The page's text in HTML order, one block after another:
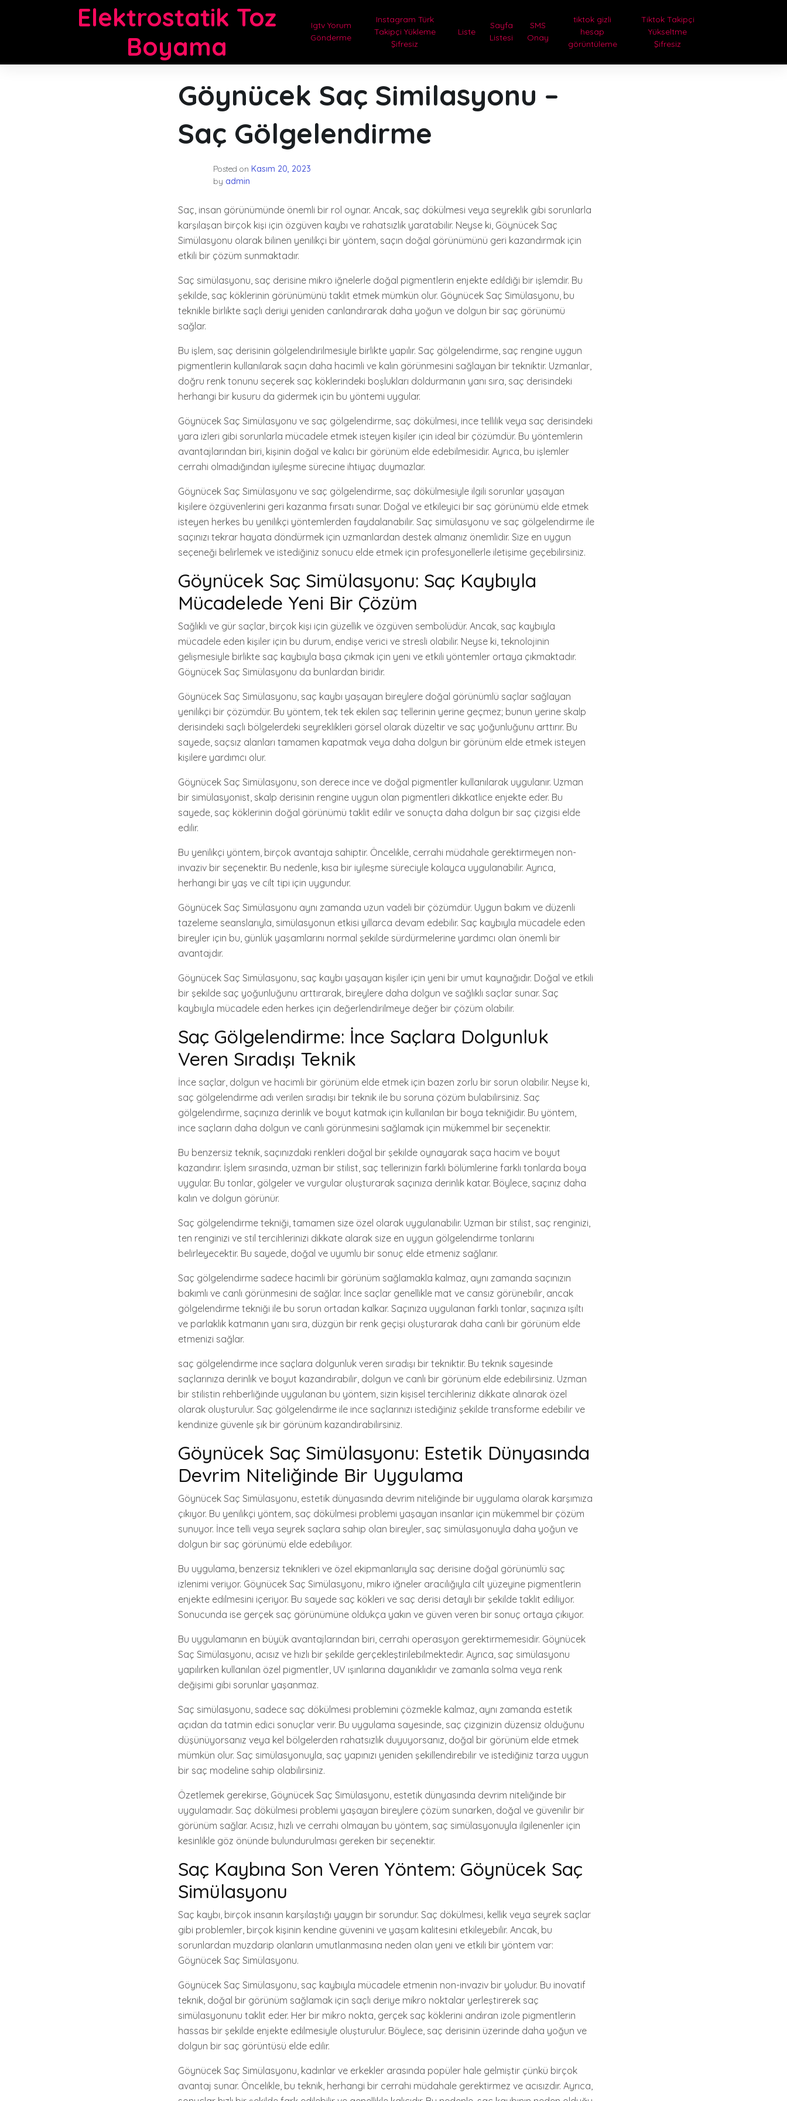
Elektrostatik Toz
Boyama
Igtv Yorum
Gönderme
Instagram Türk
Takipçi Yükleme
Şifresiz
Liste
Sayfa
Listesi
SMS
Onay
tiktok gizli
hesap
görüntüleme
Tiktok Takipçi
Yükseltme
Şifresiz
Göynücek Saç Similasyonu –
Saç Gölgelendirme
Posted on Kasım 20, 2023
by admin
Saç, insan görünümünde önemli bir rol oynar. Ancak, saç dökülmesi veya seyreklik gibi sorunlarla
karşılaşan birçok kişi için özgüven kaybı ve rahatsızlık yaratabilir. Neyse ki, Göynücek Saç
Simülasyonu olarak bilinen yenilikçi bir yöntem, saçın doğal görünümünü geri kazandırmak için
etkili bir çözüm sunmaktadır.
Saç simülasyonu, saç derisine mikro iğnelerle doğal pigmentlerin enjekte edildiği bir işlemdir. Bu
şekilde, saç köklerinin görünümünü taklit etmek mümkün olur. Göynücek Saç Simülasyonu, bu
teknikle birlikte saçlı deriyi yeniden canlandırarak daha yoğun ve dolgun bir saç görünümü
sağlar.
Bu işlem, saç derisinin gölgelendirilmesiyle birlikte yapılır. Saç gölgelendirme, saç rengine uygun
pigmentlerin kullanılarak saçın daha hacimli ve kalın görünmesini sağlayan bir tekniktir. Uzmanlar,
doğru renk tonunu seçerek saç köklerindeki boşlukları doldurmanın yanı sıra, saç derisindeki
herhangi bir kusuru da gidermek için bu yöntemi uygular.
Göynücek Saç Simülasyonu ve saç gölgelendirme, saç dökülmesi, ince tellilik veya saç derisindeki
yara izleri gibi sorunlarla mücadele etmek isteyen kişiler için ideal bir çözümdür. Bu yöntemlerin
avantajlarından biri, kişinin doğal ve kalıcı bir görünüm elde edebilmesidir. Ayrıca, bu işlemler
cerrahi olmadığından iyileşme sürecine ihtiyaç duymazlar.
Göynücek Saç Simülasyonu ve saç gölgelendirme, saç dökülmesiyle ilgili sorunlar yaşayan
kişilere özgüvenlerini geri kazanma fırsatı sunar. Doğal ve etkileyici bir saç görünümü elde etmek
isteyen herkes bu yenilikçi yöntemlerden faydalanabilir. Saç simülasyonu ve saç gölgelendirme ile
saçınızı tekrar hayata döndürmek için uzmanlardan destek almanız önemlidir. Size en uygun
seçeneği belirlemek ve istediğiniz sonucu elde etmek için profesyonellerle iletişime geçebilirsiniz.
Göynücek Saç Simülasyonu: Saç Kaybıyla
Mücadelede Yeni Bir Çözüm
Sağlıklı ve gür saçlar, birçok kişi için güzellik ve özgüven sembolüdür. Ancak, saç kaybıyla
mücadele eden kişiler için bu durum, endişe verici ve stresli olabilir. Neyse ki, teknolojinin
gelişmesiyle birlikte saç kaybıyla başa çıkmak için yeni ve etkili yöntemler ortaya çıkmaktadır.
Göynücek Saç Simülasyonu da bunlardan biridir.
Göynücek Saç Simülasyonu, saç kaybı yaşayan bireylere doğal görünümlü saçlar sağlayan
yenilikçi bir çözümdür. Bu yöntem, tek tek ekilen saç tellerinin yerine geçmez; bunun yerine skalp
derisindeki saçlı bölgelerdeki seyreklikleri görsel olarak düzeltir ve saç yoğunluğunu arttırır. Bu
sayede, saçsız alanları tamamen kapatmak veya daha dolgun bir görünüm elde etmek isteyen
kişilere yardımcı olur.
Göynücek Saç Simülasyonu, son derece ince ve doğal pigmentler kullanılarak uygulanır. Uzman
bir simülasyonist, skalp derisinin rengine uygun olan pigmentleri dikkatlice enjekte eder. Bu
sayede, saç köklerinin doğal görünümü taklit edilir ve sonuçta daha dolgun bir saç çizgisi elde
edilir.
Bu yenilikçi yöntem, birçok avantaja sahiptir. Öncelikle, cerrahi müdahale gerektirmeyen non-
invaziv bir seçenektir. Bu nedenle, kısa bir iyileşme süreciyle kolayca uygulanabilir. Ayrıca,
herhangi bir yaş ve cilt tipi için uygundur.
Göynücek Saç Simülasyonu aynı zamanda uzun vadeli bir çözümdür. Uygun bakım ve düzenli
tazeleme seanslarıyla, simülasyonun etkisi yıllarca devam edebilir. Saç kaybıyla mücadele eden
bireyler için bu, günlük yaşamlarını normal şekilde sürdürmelerine yardımcı olan önemli bir
avantajdır.
Göynücek Saç Simülasyonu, saç kaybı yaşayan kişiler için yeni bir umut kaynağıdır. Doğal ve etkili
bir şekilde saç yoğunluğunu arttırarak, bireylere daha dolgun ve sağlıklı saçlar sunar. Saç
kaybıyla mücadele eden herkes için değerlendirilmeye değer bir çözüm olabilir.
Saç Gölgelendirme: İnce Saçlara Dolgunluk
Veren Sıradışı Teknik
İnce saçlar, dolgun ve hacimli bir görünüm elde etmek için bazen zorlu bir sorun olabilir. Neyse ki,
saç gölgelendirme adı verilen sıradışı bir teknik ile bu soruna çözüm bulabilirsiniz. Saç
gölgelendirme, saçınıza derinlik ve boyut katmak için kullanılan bir boya tekniğidir. Bu yöntem,
ince saçların daha dolgun ve canlı görünmesini sağlamak için mükemmel bir seçenektir.
Bu benzersiz teknik, saçınızdaki renkleri doğal bir şekilde oynayarak saça hacim ve boyut
kazandırır. İşlem sırasında, uzman bir stilist, saç tellerinizin farklı bölümlerine farklı tonlarda boya
uygular. Bu tonlar, gölgeler ve vurgular oluşturarak saçınıza derinlik katar. Böylece, saçınız daha
kalın ve dolgun görünür.
Saç gölgelendirme tekniği, tamamen size özel olarak uygulanabilir. Uzman bir stilist, saç renginizi,
ten renginizi ve stil tercihlerinizi dikkate alarak size en uygun gölgelendirme tonlarını
belirleyecektir. Bu sayede, doğal ve uyumlu bir sonuç elde etmeniz sağlanır.
Saç gölgelendirme sadece hacimli bir görünüm sağlamakla kalmaz, aynı zamanda saçınızın
bakımlı ve canlı görünmesini de sağlar. İnce saçlar genellikle mat ve cansız görünebilir, ancak
gölgelendirme tekniği ile bu sorun ortadan kalkar. Saçınıza uygulanan farklı tonlar, saçınıza ışıltı
ve parlaklık katmanın yanı sıra, düzgün bir renk geçişi oluşturarak daha canlı bir görünüm elde
etmenizi sağlar.
saç gölgelendirme ince saçlara dolgunluk veren sıradışı bir tekniktir. Bu teknik sayesinde
saçlarınıza derinlik ve boyut kazandırabilir, dolgun ve canlı bir görünüm elde edebilirsiniz. Uzman
bir stilistin rehberliğinde uygulanan bu yöntem, sizin kişisel tercihleriniz dikkate alınarak özel
olarak oluşturulur. Saç gölgelendirme ile ince saçlarınızı istediğiniz şekilde transforme edebilir ve
kendinize güvenle şık bir görünüm kazandırabilirsiniz.
Göynücek Saç Simülasyonu: Estetik Dünyasında
Devrim Niteliğinde Bir Uygulama
Göynücek Saç Simülasyonu, estetik dünyasında devrim niteliğinde bir uygulama olarak karşımıza
çıkıyor. Bu yenilikçi yöntem, saç dökülmesi problemi yaşayan insanlar için mükemmel bir çözüm
sunuyor. İnce telli veya seyrek saçlara sahip olan bireyler, saç simülasyonuyla daha yoğun ve
dolgun bir saç görünümü elde edebiliyor.
Bu uygulama, benzersiz teknikleri ve özel ekipmanlarıyla saç derisine doğal görünümlü saç
izlenimi veriyor. Göynücek Saç Simülasyonu, mikro iğneler aracılığıyla cilt yüzeyine pigmentlerin
enjekte edilmesini içeriyor. Bu sayede saç kökleri ve saç derisi detaylı bir şekilde taklit ediliyor.
Sonucunda ise gerçek saç görünümüne oldukça yakın ve güven veren bir sonuç ortaya çıkıyor.
Bu uygulamanın en büyük avantajlarından biri, cerrahi operasyon gerektirmemesidir. Göynücek
Saç Simülasyonu, acısız ve hızlı bir şekilde gerçekleştirilebilmektedir. Ayrıca, saç simülasyonu
yapılırken kullanılan özel pigmentler, UV ışınlarına dayanıklıdır ve zamanla solma veya renk
değişimi gibi sorunlar yaşanmaz.
Saç simülasyonu, sadece saç dökülmesi problemini çözmekle kalmaz, aynı zamanda estetik
açıdan da tatmin edici sonuçlar verir. Bu uygulama sayesinde, saç çizginizin düzensiz olduğunu
düşünüyorsanız veya kel bölgelerden rahatsızlık duyuyorsanız, doğal bir görünüm elde etmek
mümkün olur. Saç simülasyonuyla, saç yapınızı yeniden şekillendirebilir ve istediğiniz tarza uygun
bir saç modeline sahip olabilirsiniz.
Özetlemek gerekirse, Göynücek Saç Simülasyonu, estetik dünyasında devrim niteliğinde bir
uygulamadır. Saç dökülmesi problemi yaşayan bireylere çözüm sunarken, doğal ve güvenilir bir
görünüm sağlar. Acısız, hızlı ve cerrahi olmayan bu yöntem, saç simülasyonuyla ilgilenenler için
kesinlikle göz önünde bulundurulması gereken bir seçenektir.
Saç Kaybına Son Veren Yöntem: Göynücek Saç
Simülasyonu
Saç kaybı, birçok insanın karşılaştığı yaygın bir sorundur. Saç dökülmesi, kellik veya seyrek saçlar
gibi problemler, birçok kişinin kendine güvenini ve yaşam kalitesini etkileyebilir. Ancak, bu
sorunlardan muzdarip olanların umutlanmasına neden olan yeni ve etkili bir yöntem var:
Göynücek Saç Simülasyonu.
Göynücek Saç Simülasyonu, saç kaybıyla mücadele etmenin non-invaziv bir yoludur. Bu inovatif
teknik, doğal bir görünüm sağlamak için saçlı deriye mikro noktalar yerleştirerek saç
simülasyonunu taklit eder. Her bir mikro nokta, gerçek saç köklerini andıran izole pigmentlerin
hassas bir şekilde enjekte edilmesiyle oluşturulur. Böylece, saç derisinin üzerinde daha yoğun ve
dolgun bir saç görüntüsü elde edilir.
Göynücek Saç Simülasyonu, kadınlar ve erkekler arasında popüler hale gelmiştir çünkü birçok
avantaj sunar. Öncelikle, bu teknik, herhangi bir cerrahi müdahale gerektirmez ve acısızdır. Ayrıca,